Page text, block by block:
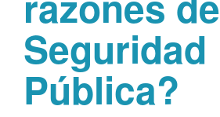
Seguridad
Pública?